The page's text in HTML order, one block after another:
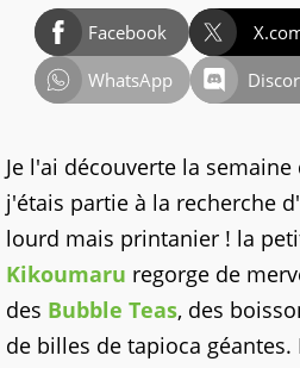
Facebook
WhatsApp
Je l'ai découverte la
j'étais partie à la recherche
lourd mais printanier ! la
Kikoumaru regorge de
des Bubble Teas, des
de billes de tapioca